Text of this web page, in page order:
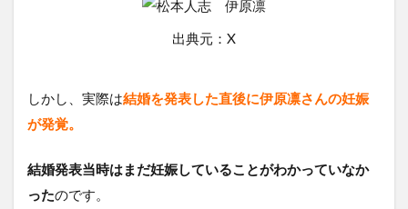
出典元：X
しかし、実際は結婚を発表した直後に伊原凛さんの妊娠
が発覚。
結婚発表当時はまだ妊娠していることがわかっていなか
ったのです。